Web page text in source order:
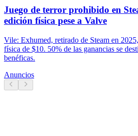
Juego de terror prohibido en
edición física pese a Valve
Vile: Exhumed, retirado de Steam en
física de $10. 50% de las ganancias se
benéficas.
Anuncios